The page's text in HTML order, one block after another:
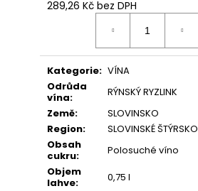
289,26 Kč bez DPH
Kategorie: VÍNA
Odrůda
vína:
RÝNSKÝ RYZLINK
Země:
SLOVINSKO
Region:
SLOVINSKÉ ŠTÝRSKO
Obsah
cukru:
Polosuché víno
Objem
lahve: 0,75 l